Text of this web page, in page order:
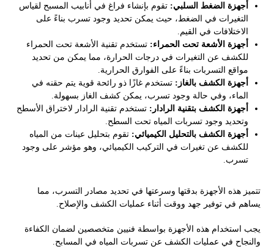
أجهزة الضغط السلبي: تقوم بإنشاء فراغ في أنابيب المسبح لقياس
التغيرات في الضغط، حيث يمكن تحديد وجود تسرب بناءً على
الاختلافات في القيم.
أجهزة الأشعة تحت الحمراء: تستخدم تقنية الأشعة تحت الحمراء
للكشف عن التغيرات في درجات الحرارة، مما يمكن من تحديد
مواقع التسربات بناءً على الفوارق الحرارية.
أجهزة الكشف بالغاز: تستخدم غازًا ذو رائحة قوية يتم حقنه في
الماء، وفي حالة وجود تسرب، يمكن كشف الغاز بسهولة.
أجهزة الكشف بتقنية الرادار: تستخدم تقنية الرادار لاختراق الأسطح
وتحديد وجود تسربات المياه تحت السطح.
أجهزة الكشف بالتحليل الكيميائي: تقوم بتحليل عينات من المياه
للكشف عن تغيرات في التركيب الكيميائي، وهو مؤشر على وجود
تسرب.
تتميز هذه الأجهزة بدقتها وسرعتها في تحديد مصادر التسرب، مما
يساهم في توفير جهد ووقت أثناء عمليات الكشف والإصلاح.
يجب استخدام هذه الأجهزة بواسطة فنيين متخصصين لضمان الكفاءة
والنجاح في عمليات الكشف عن تسربات المياه في المسابح.